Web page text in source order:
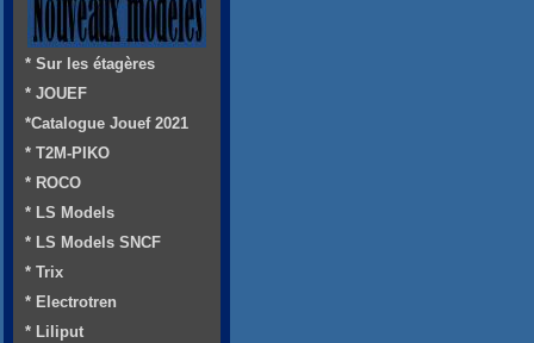
* Sur les étagères
* JOUEF
*Catalogue Jouef 2021
* T2M-PIKO
* ROCO
* LS Models
* LS Models SNCF
* Trix
* Electrotren
* Liliput